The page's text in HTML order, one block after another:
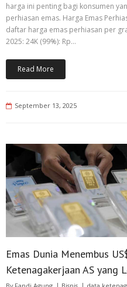
harga ini penting bagi konsumen
perhiasan emas. Harga Emas
daftar harga emas perhiasan per
2025: 24K (99%): Rp…
Read More
September 13, 2025
Emas Dunia Menembus
Ketenagakerjaan AS yang